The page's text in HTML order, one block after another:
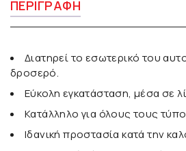
ΠΕΡΙΓΡΑΦΉ
Διατηρεί το εσωτερικό του
δροσερό.
Εύκολη εγκατάσταση, μέσα σε
Κατάλληλο για όλους τους
Ιδανική προστασία κατά την